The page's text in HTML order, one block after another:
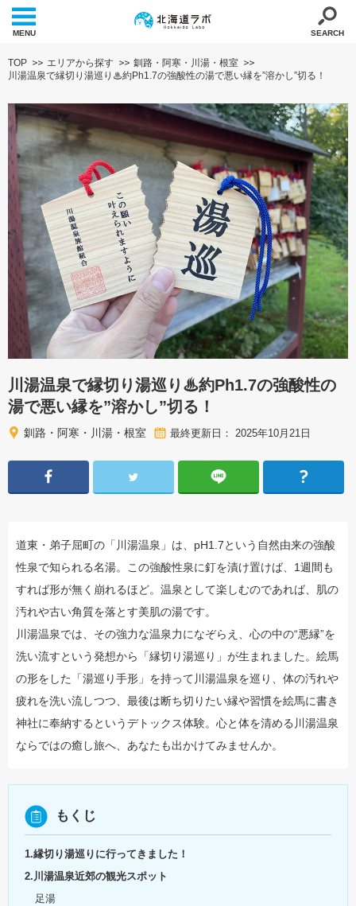
MENU SEARCH
TOP エリアから探す
釧路・阿寒・川湯・根室
川湯温泉で縁切り湯巡り♨約Ph1.7の強酸性の湯で悪い縁を”溶かし”切る！
川湯温泉で縁切り湯巡り♨約Ph1.7の強酸性の
湯で悪い縁を”溶かし”切る！
釧路・阿寒・川湯・根室 最終更新日： 2025年10月21日
道東・弟子屈町の「川湯温泉」は、pH1.7という自然由来の強酸
性泉で知られる名湯。この強酸性泉に釘を漬け置けば、1週間も
すれば形が無く崩れるほど。温泉として楽しむのであれば、肌の
汚れや古い角質を落とす美肌の湯です。
川湯温泉では、その強力な温泉力になぞらえ、心の中の“悪縁”を
洗い流すという発想から「縁切り湯巡り」が生まれました。絵馬
の形をした「湯巡り手形」を持って川湯温泉を巡り、体の汚れや
疲れを洗い流しつつ、最後は断ち切りたい縁や習慣を絵馬に書き
神社に奉納するというデトックス体験。心と体を清める川湯温泉
ならではの癒し旅へ、あなたも出かけてみませんか。
もくじ
1.縁切り湯巡りに行ってきました！
2.川湯温泉近郊の観光スポット
足湯